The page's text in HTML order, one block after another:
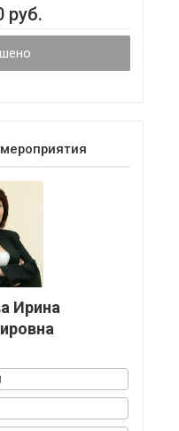
руб.
Ирина